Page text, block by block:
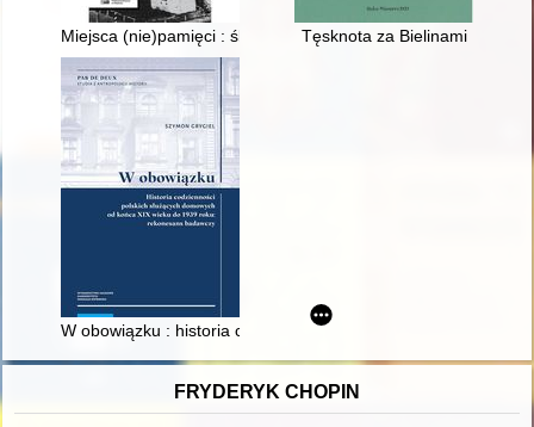
Miejsca (nie)pamięci : ślady akcji "Reinhardt" w Częstochowie
Tęsknota za Bielinami
W obowiązku : historia codzienności polskich służących
FRYDERYK CHOPIN